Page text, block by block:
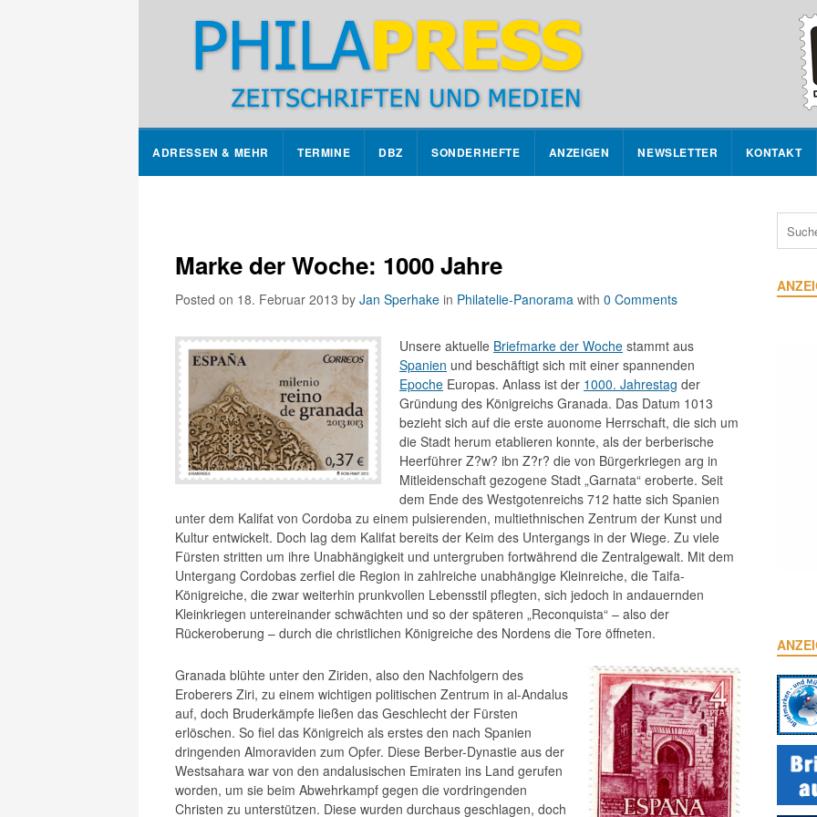
ADRESSEN & MEHR TERMINE DBZ SONDERHEFTE ANZEIGEN NEWSLETTER KONTAKT
Marke der Woche: 1000 Jahre
Posted on 18. Februar 2013 by Jan Sperhake in Philatelie-Panorama with 0 Comments
Unsere aktuelle Briefmarke der Woche stammt aus
Spanien und beschäftigt sich mit einer spannenden
Epoche Europas. Anlass ist der 1000. Jahrestag der
Gründung des Königreichs Granada. Das Datum 1013
bezieht sich auf die erste auonome Herrschaft, die sich um
die Stadt herum etablieren konnte, als der berberische
Heerführer Z?w? ibn Z?r? die von Bürgerkriegen arg in
Mitleidenschaft gezogene Stadt „Garnata“ eroberte. Seit
dem Ende des Westgotenreichs 712 hatte sich Spanien
unter dem Kalifat von Cordoba zu einem pulsierenden, multiethnischen Zentrum der Kunst und
Kultur entwickelt. Doch lag dem Kalifat bereits der Keim des Untergangs in der Wiege. Zu viele
Fürsten stritten um ihre Unabhängigkeit und untergruben fortwährend die Zentralgewalt. Mit dem
Untergang Cordobas zerfiel die Region in zahlreiche unabhängige Kleinreiche, die Taifa-
Königreiche, die zwar weiterhin prunkvollen Lebensstil pflegten, sich jedoch in andauernden
Kleinkriegen untereinander schwächten und so der späteren „Reconquista“ – also der
Rückeroberung – durch die christlichen Königreiche des Nordens die Tore öffneten.
Granada blühte unter den Ziriden, also den Nachfolgern des
Eroberers Ziri, zu einem wichtigen politischen Zentrum in al-Andalus
auf, doch Bruderkämpfe ließen das Geschlecht der Fürsten
erlöschen. So fiel das Königreich als erstes den nach Spanien
dringenden Almoraviden zum Opfer. Diese Berber-Dynastie aus der
Westsahara war von den andalusischen Emiraten ins Land gerufen
worden, um sie beim Abwehrkampf gegen die vordringenden
Christen zu unterstützen. Diese wurden durchaus geschlagen, doch